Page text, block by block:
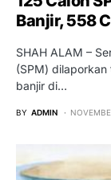
Banjir, 558
SHAH ALAM –
(SPM)
banjir di…
BY ADMIN